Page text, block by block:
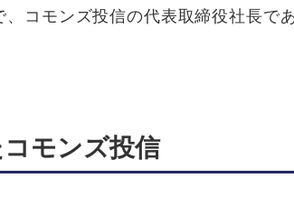
コモンズ投信の代表取締役社長で
モンズ投信